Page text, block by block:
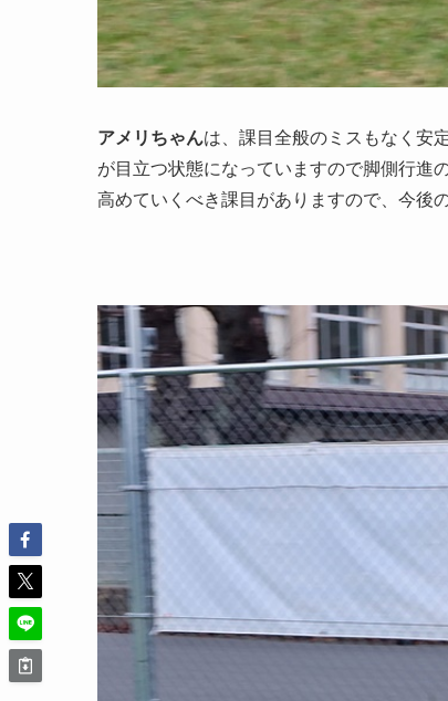
アメリちゃんは、課目全般のミスもなく安
が目立つ状態になっていますので脚側行進
高めていくべき課目がありますので、今後